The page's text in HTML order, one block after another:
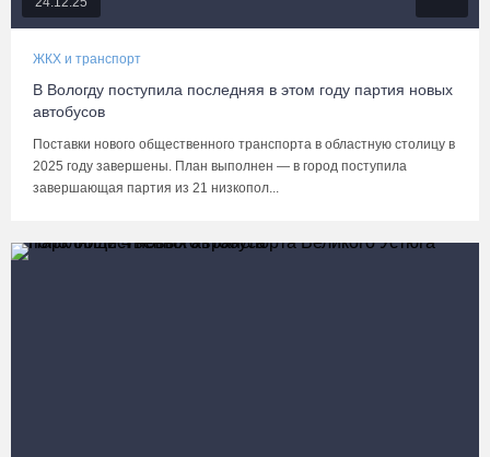
ЖКХ и транспорт
В Вологду поступила последняя в этом году партия новых
автобусов
Поставки нового общественного транспорта в областную столицу в
2025 году завершены. План выполнен — в город поступила
завершающая партия из 21 низкопол...